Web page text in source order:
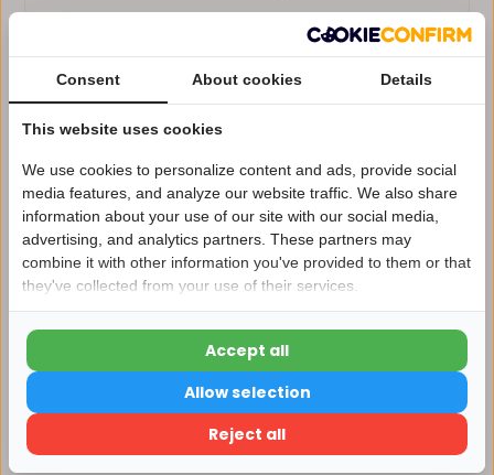
Voor 14:00 uur besteld, dezelfde dag verzonden*
Eigen magazijn en servicebalie
1 tot 10 jaar garantie op verlichting
Vergelijk
Productomschrijving
Specificaties
Reviews
Nu 15% korting
15korting
15% korting
Verder winkelen
Consent About cookies Details
This website uses cookies
We use cookies to personalize content and ads, provide social
media features, and analyze our website traffic. We also share
information about your use of our site with our social media,
advertising, and analytics partners. These partners may
combine it with other information you've provided to them or that
they've collected from your use of their services.
Reject all
Allow selection
Accept all